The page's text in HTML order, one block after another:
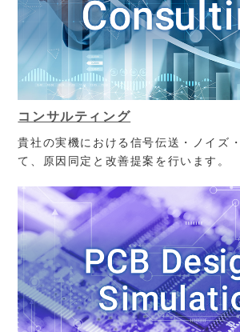
コンサルティング
貴社の実機における信号伝送・ノイズ
て、原因同定と改善提案を行います。